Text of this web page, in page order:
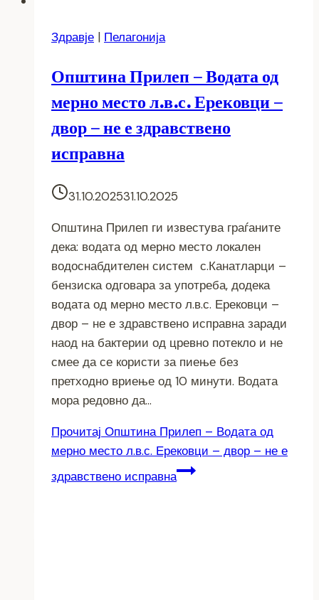
Здравје | Пелагонија
Општина Прилеп – Водата од
мерно место л.в.с. Ерековци –
двор – не е здравствено
исправна
31.10.202531.10.2025
Општина Прилеп ги известува граѓаните
дека: водата од мерно место локален
водоснабдителен систем с.Канатларци –
бензиска одговара за употреба, додека
водата од мерно место л.в.с. Ерековци –
двор – не е здравствено исправна заради
наод на бактерии од цревно потекло и не
смее да се користи за пиење без
претходно вриење од 10 минути. Водата
мора редовно да…
Прочитај Општина Прилеп – Водата од
мерно место л.в.с. Ерековци – двор – не е
здравствено исправна